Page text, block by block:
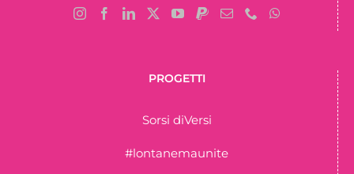
PROGETTI
Sorsi diVersi
#lontanemaunite